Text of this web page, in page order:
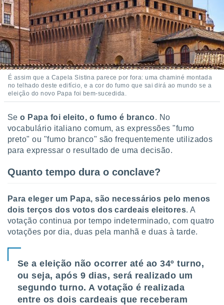
É assim que a Capela Sistina parece por fora: uma chaminé montada
no telhado deste edifício, e a cor do fumo que sai dirá ao mundo se a
eleição do novo Papa foi bem-sucedida.
Se o Papa foi eleito, o fumo é branco. No
vocabulário italiano comum, as expressões "fumo
preto" ou "fumo branco" são frequentemente utilizados
para expressar o resultado de uma decisão.
Quanto tempo dura o conclave?
Para eleger um Papa, são necessários pelo menos
dois terços dos votos dos cardeais eleitores. A
votação continua por tempo indeterminado, com quatro
votações por dia, duas pela manhã e duas à tarde.
Se a eleição não ocorrer até ao 34º turno,
ou seja, após 9 dias, será realizado um
segundo turno. A votação é realizada
entre os dois cardeais que receberam